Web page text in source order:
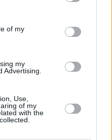
and its third-party tags to
purposes in below Google
of my
my
Advertising.
Use,
of my
with the